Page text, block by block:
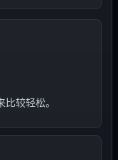
较轻松。